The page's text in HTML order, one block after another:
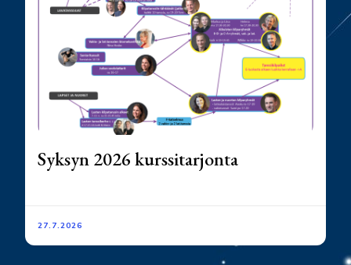
Syksyn 2026 kurssitarjonta
27.7.2026